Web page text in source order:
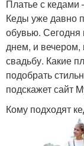
Платье с кедами
Кеды уже давно
обувью. Сегодня
днем, и вечером,
свадьбу. Какие
подобрать
подскажет сайт
Кому подходят